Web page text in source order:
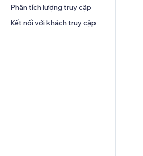
Phân tích lượng truy cập
Kết nối với khách truy cập